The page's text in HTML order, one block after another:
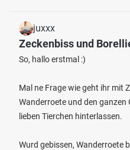
juxxx
Zeckenbiss und
So, hallo erstmal :)
Mal ne Frage wie geht ihr mit
Wanderroete und den ganzen
lieben Tierchen hinterlassen.
Wurd gebissen, Wanderroete